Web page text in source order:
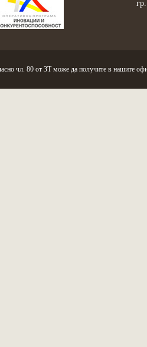
чл. 80 от ЗТ може да получите в нашите